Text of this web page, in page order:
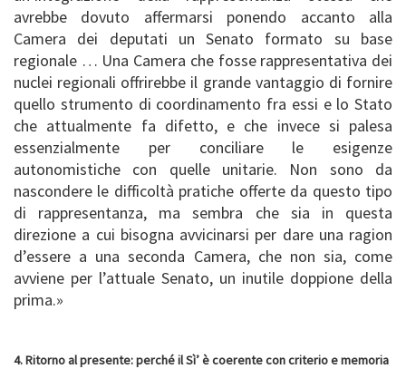
avrebbe dovuto affermarsi ponendo accanto alla
Camera dei deputati un Senato formato su base
regionale … Una Camera che fosse rappresentativa dei
nuclei regionali offrirebbe il grande vantaggio di fornire
quello strumento di coordinamento fra essi e lo Stato
che attualmente fa difetto, e che invece si palesa
essenzialmente per conciliare le esigenze
autonomistiche con quelle unitarie. Non sono da
nascondere le difficoltà pratiche offerte da questo tipo
di rappresentanza, ma sembra che sia in questa
direzione a cui bisogna avvicinarsi per dare una ragion
d’essere a una seconda Camera, che non sia, come
avviene per l’attuale Senato, un inutile doppione della
prima.»
4. Ritorno al presente: perché il Sì’ è coerente con criterio e memoria